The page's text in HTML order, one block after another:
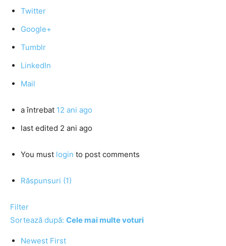
Twitter
Google+
Tumblr
LinkedIn
Mail
a întrebat 12 ani ago
last edited 2 ani ago
You must login to post comments
Răspunsuri (1)
Filter
Sortează după: Cele mai multe voturi
Newest First